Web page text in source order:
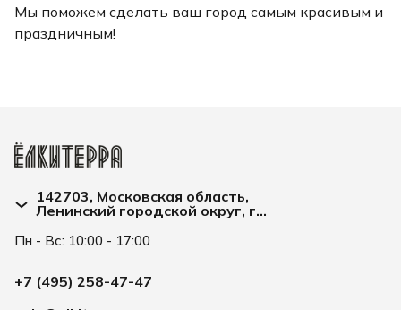
Мы поможем сделать ваш город самым красивым и
праздничным!
142703, Московская область,
Ленинский городской округ, г
Пн - Вс: 10:00 - 17:00
+7 (495) 258-47-47